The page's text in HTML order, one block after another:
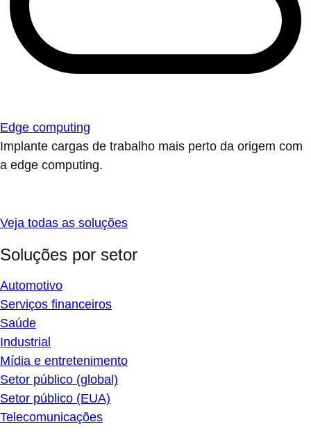
Edge computing
Implante cargas de trabalho mais perto da origem com
a edge computing.
Veja todas as soluções
Soluções por setor
Automotivo
Serviços financeiros
Saúde
Industrial
Mídia e entretenimento
Setor público (global)
Setor público (EUA)
Telecomunicações